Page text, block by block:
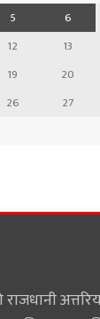
5 6
12 13
19 20
26 27
राजधानी